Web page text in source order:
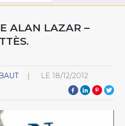
ALAN LAZAR –
LE 18/12/2012